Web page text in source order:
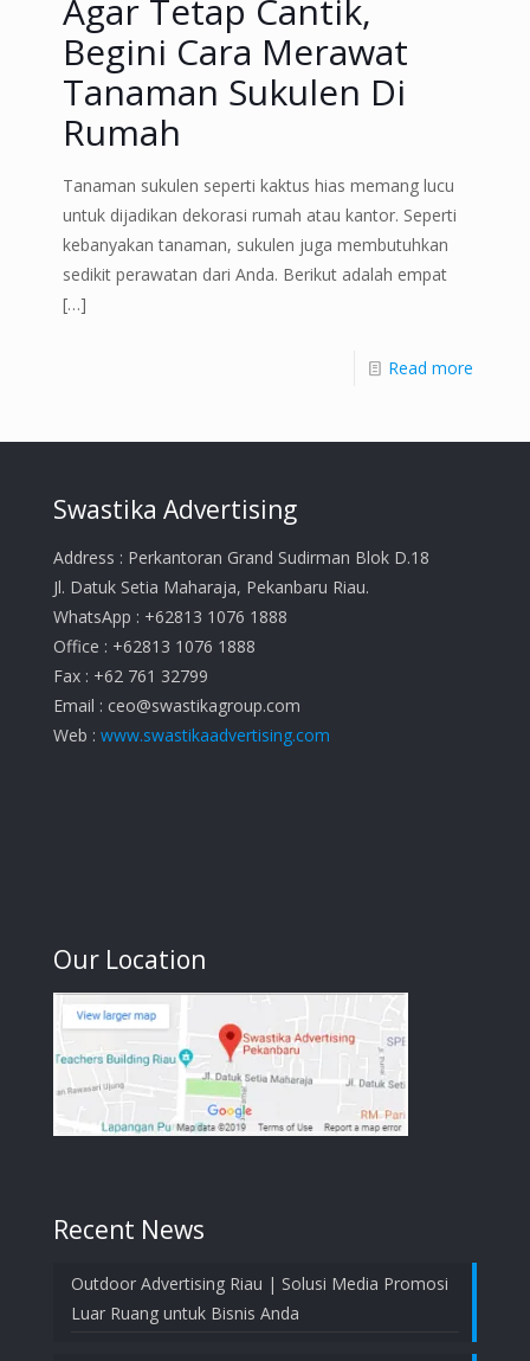
Agar Tetap Cantik,
Begini Cara Merawat
Tanaman Sukulen Di
Rumah
Tanaman sukulen seperti kaktus hias memang lucu
untuk dijadikan dekorasi rumah atau kantor. Seperti
kebanyakan tanaman, sukulen juga membutuhkan
sedikit perawatan dari Anda. Berikut adalah empat
[…]
Read more
Swastika Advertising
Address : Perkantoran Grand Sudirman Blok D.18
Jl. Datuk Setia Maharaja, Pekanbaru Riau.
WhatsApp : +62813 1076 1888
Office : +62813 1076 1888
Fax : +62 761 32799
Email : ceo@swastikagroup.com
Web : www.swastikaadvertising.com
Our Location
Recent News
Outdoor Advertising Riau | Solusi Media Promosi
Luar Ruang untuk Bisnis Anda